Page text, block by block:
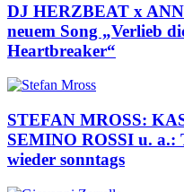
DJ HERZBEAT x
neuem Song „Verlieb
Heartbreaker“
STEFAN MROSS:
SEMINO ROSSI u. a.:
wieder sonntags